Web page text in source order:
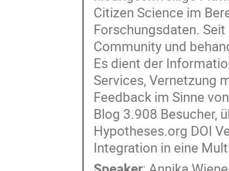
Citizen Science im
Forschungsdaten.
Community und
Es dient der
Services, Vernetzung
Feedback im Sinne
Blog 3.908 Besucher,
Hypotheses.org DOI
Integration in eine